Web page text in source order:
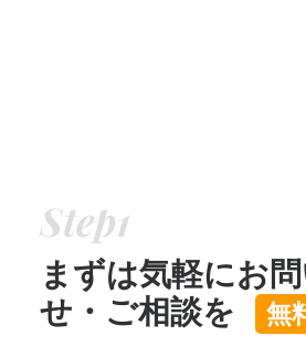
Step1
まずは気軽にお
せ・ご相談を
無